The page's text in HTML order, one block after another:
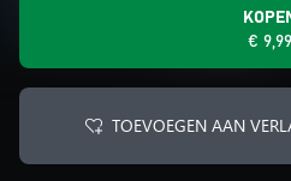
€ 9,99
TOEVOEGEN AAN